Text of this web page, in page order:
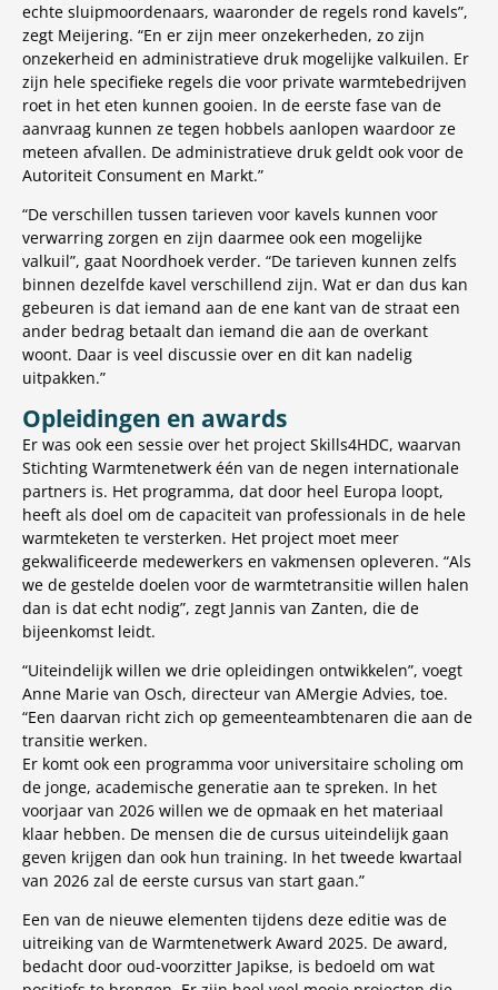
echte sluipmoordenaars, waaronder de regels rond kavels”,
zegt Meijering. “En er zijn meer onzekerheden, zo zijn
onzekerheid en administratieve druk mogelijke valkuilen. Er
zijn hele specifieke regels die voor private warmtebedrijven
roet in het eten kunnen gooien. In de eerste fase van de
aanvraag kunnen ze tegen hobbels aanlopen waardoor ze
meteen afvallen. De administratieve druk geldt ook voor de
Autoriteit Consument en Markt.”
“De verschillen tussen tarieven voor kavels kunnen voor
verwarring zorgen en zijn daarmee ook een mogelijke
valkuil”, gaat Noordhoek verder. “De tarieven kunnen zelfs
binnen dezelfde kavel verschillend zijn. Wat er dan dus kan
gebeuren is dat iemand aan de ene kant van de straat een
ander bedrag betaalt dan iemand die aan de overkant
woont. Daar is veel discussie over en dit kan nadelig
uitpakken.”
Opleidingen en awards
Er was ook een sessie over het project Skills4HDC, waarvan
Stichting Warmtenetwerk één van de negen internationale
partners is. Het programma, dat door heel Europa loopt,
heeft als doel om de capaciteit van professionals in de hele
warmteketen te versterken. Het project moet meer
gekwalificeerde medewerkers en vakmensen opleveren. “Als
we de gestelde doelen voor de warmtetransitie willen halen
dan is dat echt nodig”, zegt Jannis van Zanten, die de
bijeenkomst leidt.
“Uiteindelijk willen we drie opleidingen ontwikkelen”, voegt
Anne Marie van Osch, directeur van AMergie Advies, toe.
“Een daarvan richt zich op gemeenteambtenaren die aan de
transitie werken.
Er komt ook een programma voor universitaire scholing om
de jonge, academische generatie aan te spreken. In het
voorjaar van 2026 willen we de opmaak en het materiaal
klaar hebben. De mensen die de cursus uiteindelijk gaan
geven krijgen dan ook hun training. In het tweede kwartaal
van 2026 zal de eerste cursus van start gaan.”
Een van de nieuwe elementen tijdens deze editie was de
uitreiking van de Warmtenetwerk Award 2025. De award,
bedacht door oud-voorzitter Japikse, is bedoeld om wat